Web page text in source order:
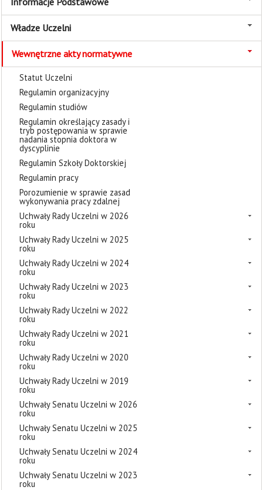
Władze Uczelni
Wewnętrzne akty normatywne
Statut Uczelni
Regulamin organizacyjny
Regulamin studiów
Regulamin określający zasady i
tryb postępowania w sprawie
nadania stopnia doktora w
dyscyplinie
Regulamin Szkoły Doktorskiej
Regulamin pracy
Porozumienie w sprawie zasad
wykonywania pracy zdalnej
Uchwały Rady Uczelni w 2026
roku
Uchwały Rady Uczelni w 2025
roku
Uchwały Rady Uczelni w 2024
roku
Uchwały Rady Uczelni w 2023
roku
Uchwały Rady Uczelni w 2022
roku
Uchwały Rady Uczelni w 2021
roku
Uchwały Rady Uczelni w 2020
roku
Uchwały Rady Uczelni w 2019
roku
Uchwały Senatu Uczelni w 2026
roku
Uchwały Senatu Uczelni w 2025
roku
Uchwały Senatu Uczelni w 2024
roku
Uchwały Senatu Uczelni w 2023
roku